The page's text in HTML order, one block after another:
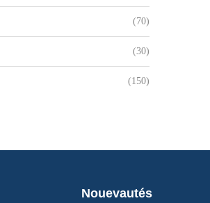
(70)
(30)
(150)
Nouevautés